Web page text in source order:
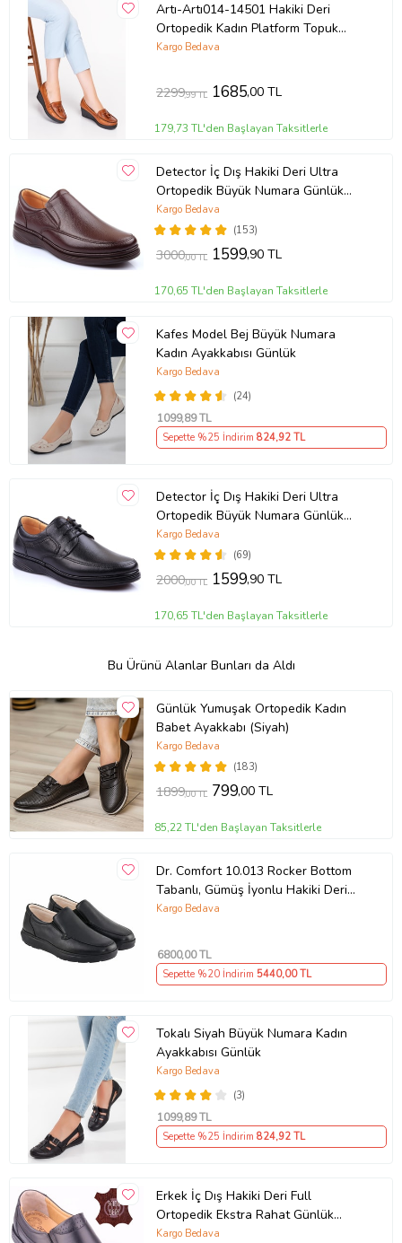
Artı-Artı014-14501 Hakiki Deri
Ortopedik Kadın Platform Topuk
Ayakkabı (Taba)
Kargo Bedava
2299,99 TL 1685,00 TL
179,73 TL'den Başlayan Taksitlerle
Detector İç Dış Hakiki Deri Ultra
Ortopedik Büyük Numara Günlük
Erkek Ayakkabı 700-10 (KAHVE)
(153)
Kargo Bedava
3000,00 TL 1599,90 TL
170,65 TL'den Başlayan Taksitlerle
Kafes Model Bej Büyük Numara
Kadın Ayakkabısı Günlük
(24)
Kargo Bedava
1099,89 TL
Sepette %25 İndirim 824,92 TL
Detector İç Dış Hakiki Deri Ultra
Ortopedik Büyük Numara Günlük
Erkek Ayakkabı 701-10 (Siyah)
(69)
Kargo Bedava
2000,00 TL 1599,90 TL
170,65 TL'den Başlayan Taksitlerle
Bu Ürünü Alanlar Bunları da Aldı
Günlük Yumuşak Ortopedik Kadın
Babet Ayakkabı (Siyah)
(183)
Kargo Bedava
1899,00 TL 799,00 TL
85,22 TL'den Başlayan Taksitlerle
Dr. Comfort 10.013 Rocker Bottom
Tabanlı, Gümüş İyonlu Hakiki Deri
Erkek Ayakkabısı
Kargo Bedava
6800,00 TL
Sepette %20 İndirim 5440,00 TL
Tokalı Siyah Büyük Numara Kadın
Ayakkabısı Günlük
(3)
Kargo Bedava
1099,89 TL
Sepette %25 İndirim 824,92 TL
Erkek İç Dış Hakiki Deri Full
Ortopedik Ekstra Rahat Günlük
Ayakkabı DTC015 (Siyah)
Kargo Bedava